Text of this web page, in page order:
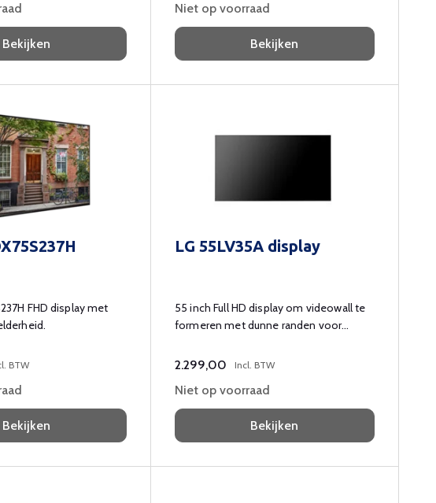
Bekijken
Niet op voorraad
Bekijken
FHD display met
BTW
Bekijken
LG 55LV35A display
55 inch Full HD display om videowall te
formeren met dunne randen voor
2.299,00 Incl. BTW
Niet op voorraad
Bekijken